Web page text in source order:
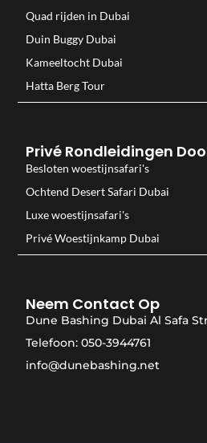
Quad rijden in Dubai
Duin Buggy Dubai
Kameeltocht Dubai
Hatta Berg Tour
Privé Rondleidingen
Besloten woestijnsafari's
Ochtend Desert Safari Dubai
Luxe woestijnsafari's
Privé Woestijnkamp Dubai
Neem Contact Op
Dune Bashing Dubai Al Safa
Telefoon: 050-3944761
info@dunebashing.net